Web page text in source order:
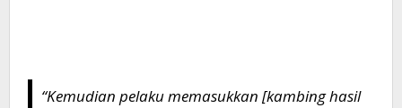
“Kemudian pelaku memasukkan [kambing hasil